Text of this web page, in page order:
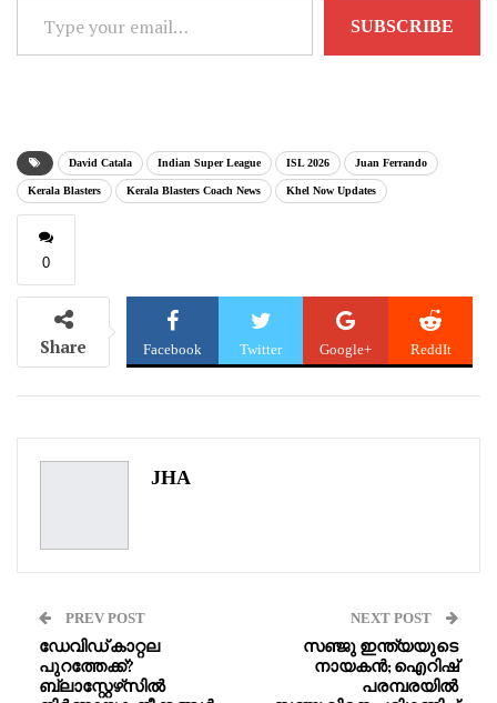
Type
your
SUBSCRIBE
David Catala Indian Super League ISL 2026 Juan Ferrando
Kerala Blasters Kerala Blasters Coach News Khel Now Updates
0
Share Facebook Twitter Google+ ReddIt
JHA
PREV POST
ഡേവിഡ് കാറ്റല
പുറത്തേക്ക്?
ബ്ലാസ്റ്റേഴ്‌സിൽ
NEXT POST
സഞ്ജു ഇന്ത്യയുടെ
നായകൻ; ഐറിഷ്
പരമ്പരയിൽ